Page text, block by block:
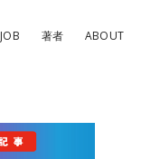
JOB 著者 ABOUT